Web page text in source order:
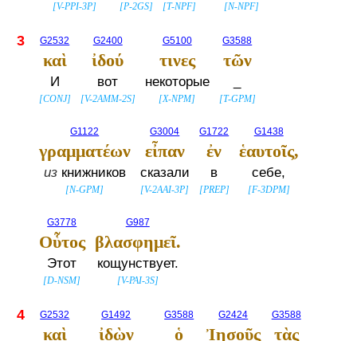
[V-PPI-3P] [P-2GS] [T-NPF] [N-NPF]
3 G2532
καὶ
И
[CONJ]
G2400
ἰδού
вот
[V-2AMM-2S]
G5100
τινες
некоторые
[X-NPM]
G3588
τῶν
[T-GPM]
G1122
γραμματέων
изкнижников
[N-GPM]
G3004
εἶπαν
сказали
[V-2AAI-3P]
G1722
ἐν
в
[PREP]
G1438
ἑαυτοῖς,
себе,
[F-3DPM]
G3778
Οὗτος
Этот
[D-NSM]
G987
βλασφημεῖ.
кощунствует.
[V-PAI-3S]
4 G2532
καὶ
G1492
ἰδὼν
G3588
ὁ
G2424
Ἰησοῦς
G3588
τὰς